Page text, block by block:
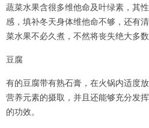
蔬菜水果含很多维他命及叶绿素，其
感，填补冬天身体维他命不够，还有
菜水果不必久煮，不然将丧失绝大多
豆腐
有的豆腐带有熟石膏，在火锅内适度
营养元素的摄取，并且还能够充分发
的功效。